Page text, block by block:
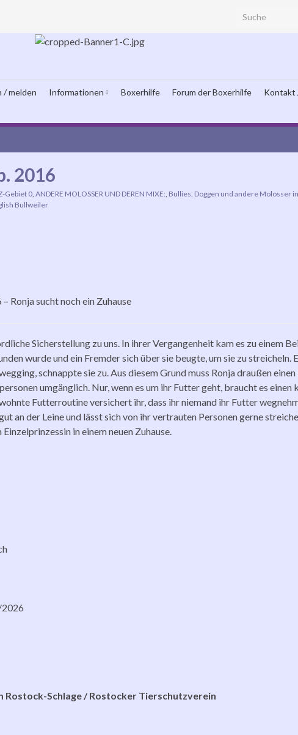
Search for:
/ melden Informationen Boxerhilfe Forum der Boxerhilfe Kontakt
2016
Gebiet 0, ANDERE MOLOSSER UND DEREN MIXE: Bullies, Doggen und andere Molosser
Bullweiler
Ronja sucht noch ein Zuhause
Sicherstellung zu uns. In ihrer Vergangenheit kam es zu einem
wurde und ein Fremder sich über sie beugte, um sie zu streicheln.
schnappte sie zu. Aus diesem Grund muss Ronja draußen
umgänglich. Nur, wenn es um ihr Futter geht, braucht es einen
Futterroutine versichert ihr, dass ihr niemand ihr Futter
an der Leine und lässt sich von ihr vertrauten Personen gerne
in einem neuen Zuhause.
Rostock-Schlage / Rostocker Tierschutzverein